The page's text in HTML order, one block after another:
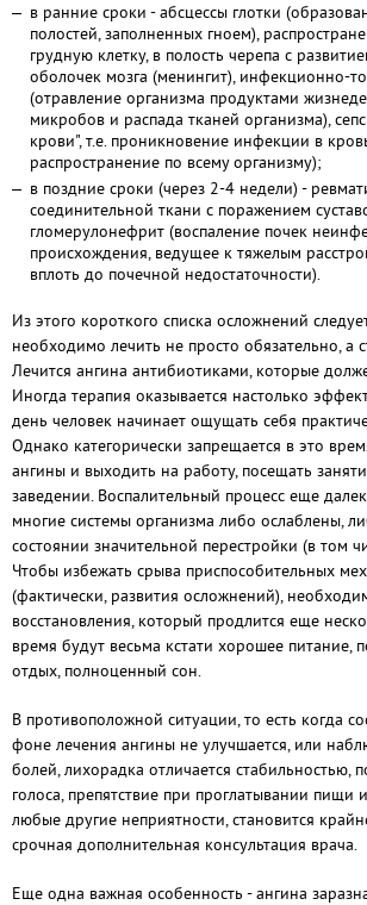
в ранние сроки - абсцессы глотки
полостей, заполненных гноем),
грудную клетку, в полость черепа с
оболочек мозга (менингит), инфекционно-
(отравление организма продуктами
микробов и распада тканей организма),
крови", т.е. проникновение инфекции в
распространение по всему организму);
в поздние сроки (через 2-4 недели) -
соединительной ткани с поражением
гломерулонефрит (воспаление почек
происхождения, ведущее к тяжелым
вплоть до почечной недостаточности).
Из этого короткого списка осложнений
необходимо лечить не просто обязательно, а
Лечится ангина антибиотиками, которые
Иногда терапия оказывается настолько
день человек начинает ощущать себя
Однако категорически запрещается в это
ангины и выходить на работу, посещать
заведении. Воспалительный процесс еще
многие системы организма либо ослаблены,
состоянии значительной перестройки (в том
Чтобы избежать срыва приспособительных
(фактически, развития осложнений),
восстановления, который продлится еще
время будут весьма кстати хорошее питание,
отдых, полноценный сон.
В противоположной ситуации, то есть когда
фоне лечения ангины не улучшается, или
болей, лихорадка отличается стабильностью,
голоса, препятствие при проглатывании
любые другие неприятности, становится
срочная дополнительная консультация врача.
Еще одна важная особенность - ангина